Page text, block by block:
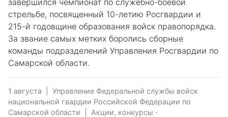
стрельбе, посвященный 10-летию Росгвардии и
215-й годовщине образования войск правопорядка.
За звание самых метких боролись сборные
команды подразделений Управления Росгвардии по
Самарской области.
1 августа
Управление Федеральной службы войск
национальной гвардии Российской Федерации по
Самарской области
Акции, конкурсы ·